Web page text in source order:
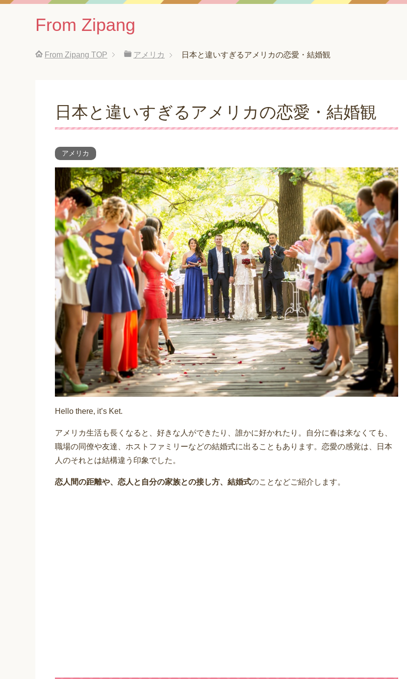
From Zipang
From Zipang TOP アメリカ 日本と違いすぎるアメリカの恋愛・結婚観
日本と違いすぎるアメリカの恋愛・結婚観
アメリカ
Hello there, it’s Ket.
アメリカ生活も長くなると、好きな人ができたり、誰かに好かれたり。自分に春は来なくても、
職場の同僚や友達、ホストファミリーなどの結婚式に出ることもあります。恋愛の感覚は、日本
人のそれとは結構違う印象でした。
恋人間の距離や、恋人と自分の家族との接し方、結婚式のことなどご紹介します。